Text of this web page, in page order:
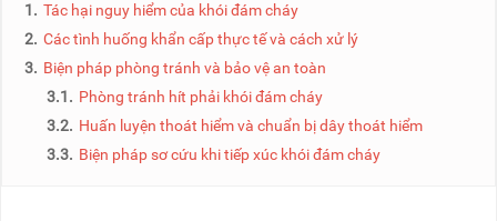
DÂY
THOÁT
TỰ
NÂNG
NHÔM
GIA
THANG
(THANG
1. Tác hại nguy hiểm của khói đám cháy
2. Các tình huống khẩn cấp thực tế và cách xử lý
3. Biện pháp phòng tránh và bảo vệ an toàn
3.1. Phòng tránh hít phải khói đám cháy
3.2. Huấn luyện thoát hiểm và chuẩn bị dây thoát hiểm
3.3. Biện pháp sơ cứu khi tiếp xúc khói đám cháy